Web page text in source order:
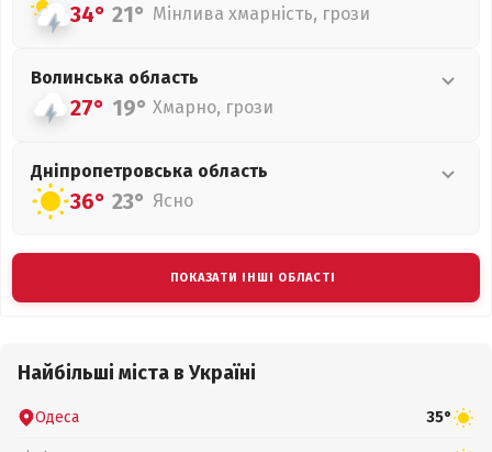
34° 21° Мінлива хмарність, грози
Волинська область
27° 19° Хмарно, грози
Дніпропетровська область
36° 23° Ясно
ПОКАЗАТИ ІНШІ ОБЛАСТІ
Найбільші міста в Україні
Одеса 35°